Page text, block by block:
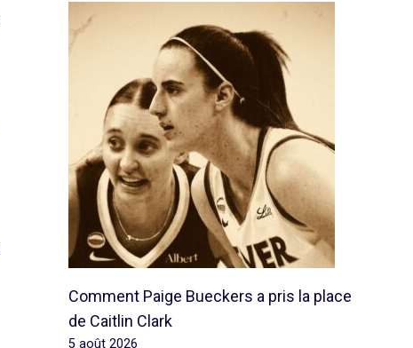
Comment Paige Bueckers a pris la place
de Caitlin Clark
5 août 2026